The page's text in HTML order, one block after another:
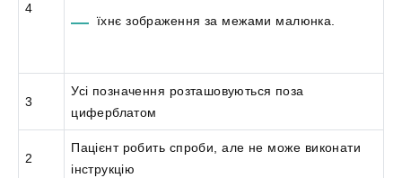
4
їхнє зображення за межами малюнка.
3
Усі позначення розташовуються поза
циферблатом
2
Пацієнт робить спроби, але не може виконати
інструкцію